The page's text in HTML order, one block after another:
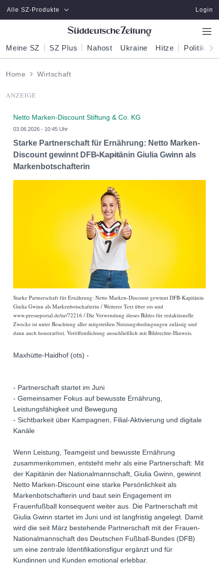
Zum Hauptinhalt springen
Alle SZ-Produkte Login
Meine SZ SZ Plus Nahost Ukraine Hitze Politik
Home Wirtschaft
ANZEIGE
Netto Marken-Discount Stiftung & Co. KG
03.06.2026 - 10:45 Uhr
Starke Partnerschaft für Ernährung: Netto Marken-
Discount gewinnt DFB-Kapitänin Giulia Gwinn als
Markenbotschafterin
Starke Partnerschaft für Ernährung: Netto Marken-Discount gewinnt DFB-Kapitänin
Giulia Gwinn als Markenbotschafterin / Weiterer Text über ots und
www.presseportal.de/nr/72216 / Die Verwendung dieses Bildes für redaktionelle
Zwecke ist unter Beachtung aller mitgeteilten Nutzungsbedingungen zulässig und
dann auch honorarfrei. Veröffentlichung ausschließlich mit Bildrechte-Hinweis.
Maxhütte-Haidhof (ots) -
- Partnerschaft startet im Juni
- Gemeinsamer Fokus auf bewusste Ernährung,
Leistungsfähigkeit und Bewegung
- Sichtbarkeit über Kampagnen, Filial-Aktivierung und digitale
Kanäle
Wenn Leistung, Teamgeist und bewusste Ernährung
zusammenkommen, entsteht mehr als eine Partnerschaft: Mit
der Kapitänin der Nationalmannschaft, Giulia Gwinn, gewinnt
Netto Marken-Discount eine starke Persönlichkeit als
Markenbotschafterin und baut sein Engagement im
Frauenfußball konsequent weiter aus. Die Partnerschaft mit
Giulia Gwinn startet im Juni und ist langfristig angelegt. Damit
wird die seit März bestehende Partnerschaft mit der Frauen-
Nationalmannschaft des Deutschen Fußball-Bundes (DFB)
um eine zentrale Identifikationsfigur ergänzt und für
Kundinnen und Kunden emotional erlebbar.